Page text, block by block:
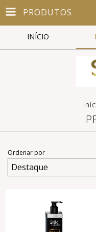
PRODUTOS
INÍCIO
Ordenar por